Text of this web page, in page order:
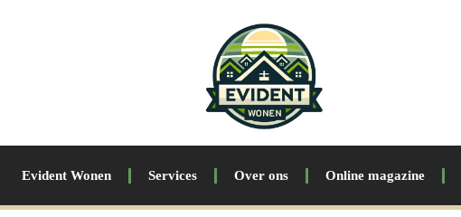
Evident Wonen Services Over ons Online magazine